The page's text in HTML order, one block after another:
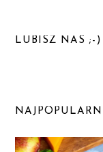
LUBISZ NAS ;-)